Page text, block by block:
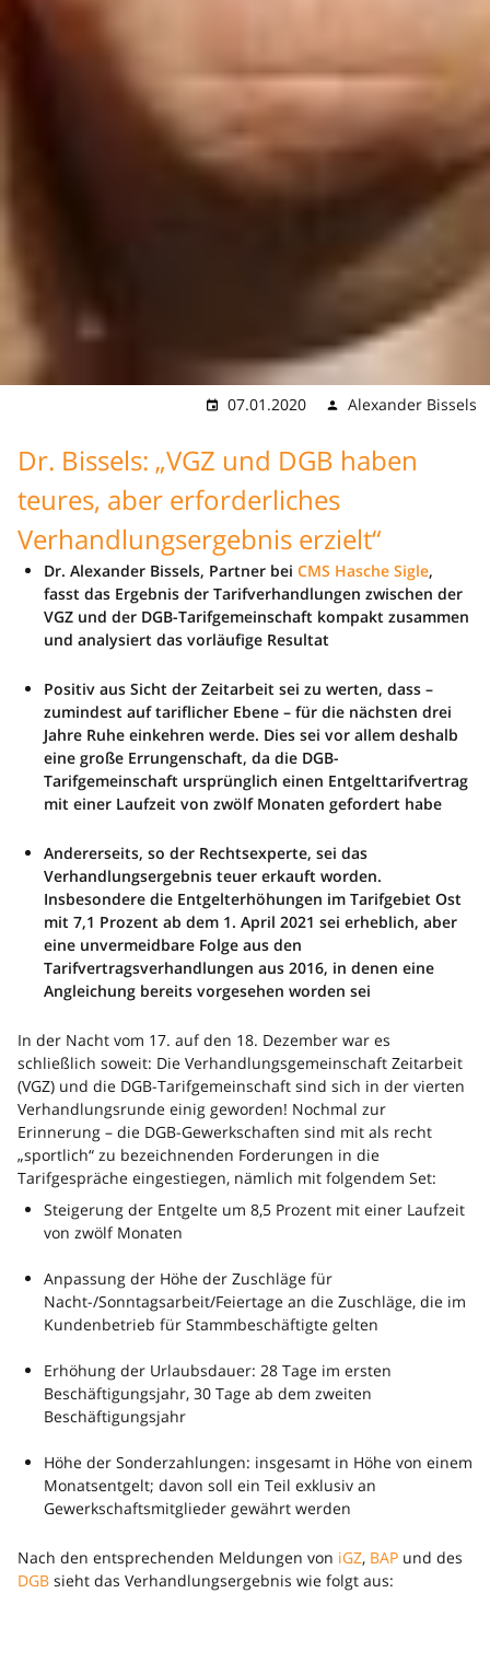
07.01.2020 Alexander Bissels
Dr. Bissels: „VGZ und DGB haben
teures, aber erforderliches
Verhandlungsergebnis erzielt“
Dr. Alexander Bissels, Partner bei CMS Hasche Sigle,
fasst das Ergebnis der Tarifverhandlungen zwischen der
VGZ und der DGB-Tarifgemeinschaft kompakt zusammen
und analysiert das vorläufige Resultat
Positiv aus Sicht der Zeitarbeit sei zu werten, dass –
zumindest auf tariflicher Ebene – für die nächsten drei
Jahre Ruhe einkehren werde. Dies sei vor allem deshalb
eine große Errungenschaft, da die DGB-
Tarifgemeinschaft ursprünglich einen Entgelttarifvertrag
mit einer Laufzeit von zwölf Monaten gefordert habe
Andererseits, so der Rechtsexperte, sei das
Verhandlungsergebnis teuer erkauft worden.
Insbesondere die Entgelterhöhungen im Tarifgebiet Ost
mit 7,1 Prozent ab dem 1. April 2021 sei erheblich, aber
eine unvermeidbare Folge aus den
Tarifvertragsverhandlungen aus 2016, in denen eine
Angleichung bereits vorgesehen worden sei
In der Nacht vom 17. auf den 18. Dezember war es
schließlich soweit: Die Verhandlungsgemeinschaft Zeitarbeit
(VGZ) und die DGB-Tarifgemeinschaft sind sich in der vierten
Verhandlungsrunde einig geworden! Nochmal zur
Erinnerung – die DGB-Gewerkschaften sind mit als recht
„sportlich“ zu bezeichnenden Forderungen in die
Tarifgespräche eingestiegen, nämlich mit folgendem Set:
Steigerung der Entgelte um 8,5 Prozent mit einer Laufzeit
von zwölf Monaten
Anpassung der Höhe der Zuschläge für
Nacht-/Sonntagsarbeit/Feiertage an die Zuschläge, die im
Kundenbetrieb für Stammbeschäftigte gelten
Erhöhung der Urlaubsdauer: 28 Tage im ersten
Beschäftigungsjahr, 30 Tage ab dem zweiten
Beschäftigungsjahr
Höhe der Sonderzahlungen: insgesamt in Höhe von einem
Monatsentgelt; davon soll ein Teil exklusiv an
Gewerkschaftsmitglieder gewährt werden
Nach den entsprechenden Meldungen von iGZ, BAP und des
DGB sieht das Verhandlungsergebnis wie folgt aus: